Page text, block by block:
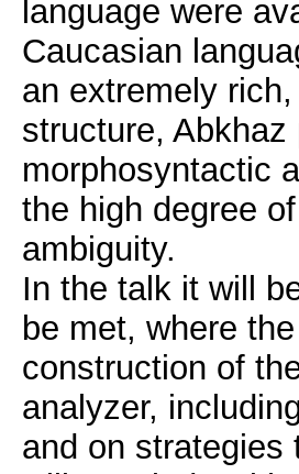
language were
Caucasian
an extremely
structure,
morphosyntactic
the high degree
ambiguity.
In the talk it will
be met, where
construction of
analyzer,
and on strategies